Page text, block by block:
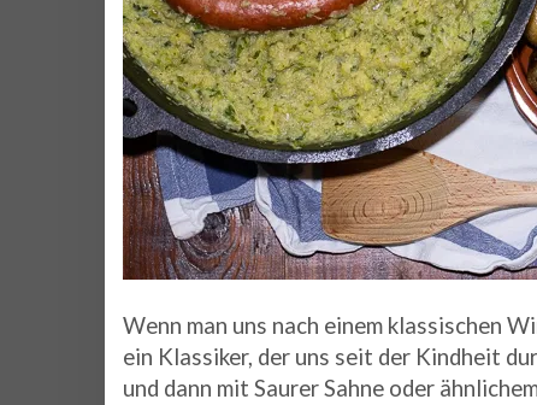
Wenn man uns nach einem klassischen
ein Klassiker, der uns seit der Kindheit
und dann mit Saurer Sahne oder